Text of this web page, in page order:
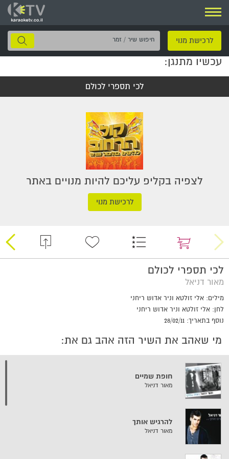
ניווט
לרכישת מנוי
חיפוש
שיר
עכשיו מתנגן:
לכי תספרי לכולם
לצפיה בקליפ עליכם להיות מנויים באתר
לרכישת מנוי
לכי תספרי לכולם
מאור דניאל
מילים: אלי זולטא וניר אדוש ריחני
לחן: אלי זולטא וניר אדוש ריחני
נוסף בתאריך: 28/02/11
מי שאהב את השיר הזה אהב גם את:
חופת שמיים
מאור דניאל
להרגיש אותך
מאור דניאל